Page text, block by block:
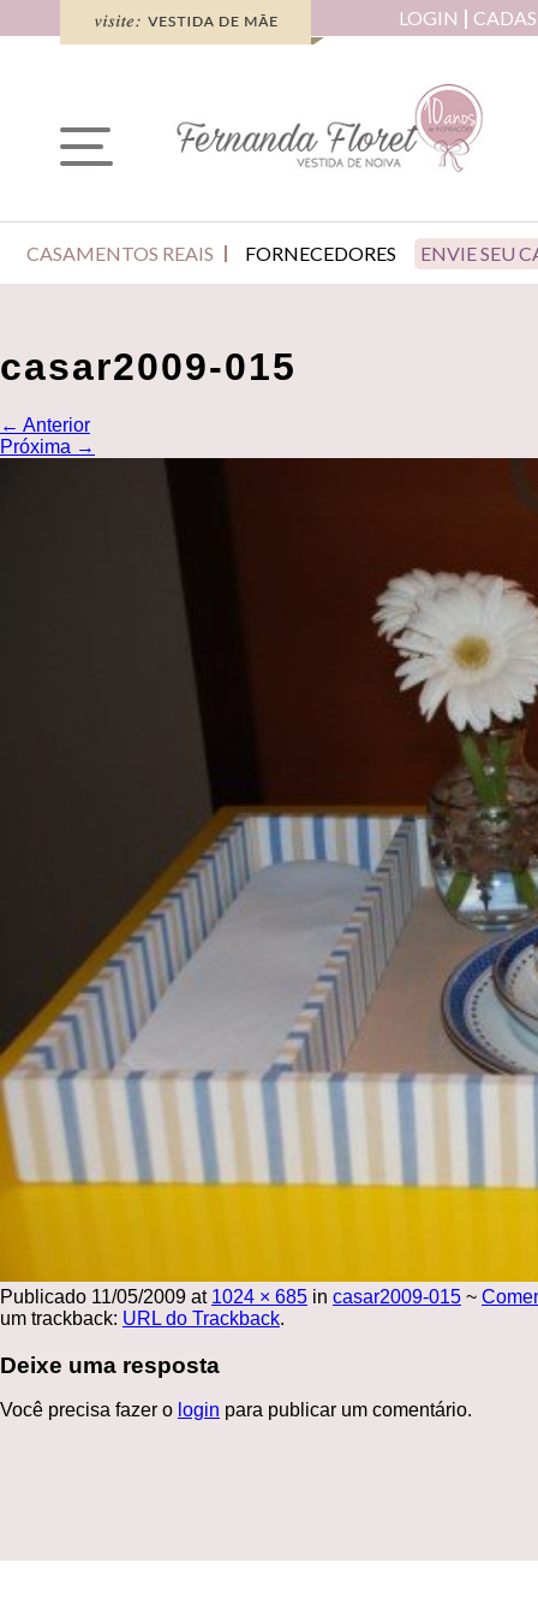
LOGIN
CASAMENTOS REAIS FORNECEDORES ENVIE SEU
casar2009-015
← Anterior
Próxima →
Publicado 11/05/2009 at 1024 × 685 in casar2009-015 ~
um trackback: URL do Trackback.
Deixe uma resposta
Você precisa fazer o login para publicar um comentário.